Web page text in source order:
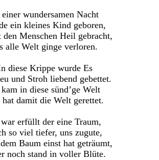
wundersamen Nacht
ein kleines Kind geboren,
den Menschen Heil gebracht,
alle Welt ginge verloren.
diese Krippe wurde Es
und Stroh liebend gebettet.
in diese sünd’ge Welt
hat damit die Welt gerettet.
war erfüllt der eine Traum,
so viel tiefer, uns zugute,
Baum einst hat geträumt,
noch stand in voller Blüte.